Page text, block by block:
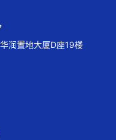
润置地大厦D座19楼